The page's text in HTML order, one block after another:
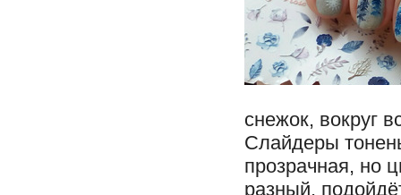
снежок, вокруг
Слайдеры
прозрачная, но
разный,